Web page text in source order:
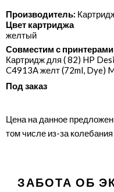
Производитель:
Цвет картриджа
желтый
Совместим с принтерами
Картридж для ( 82) HP
C4913A желт (72ml, Dye)
Под заказ
Цена на данное
том числе из-за
ЗАБОТА ОБ